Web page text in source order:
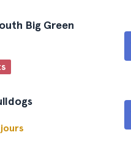
Big Green